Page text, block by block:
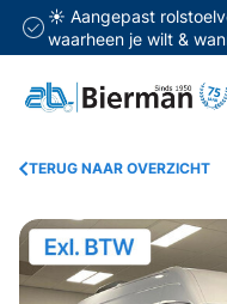
☀️ Aangepast
waarheen je wilt &
TERUG NAAR OVERZICHT